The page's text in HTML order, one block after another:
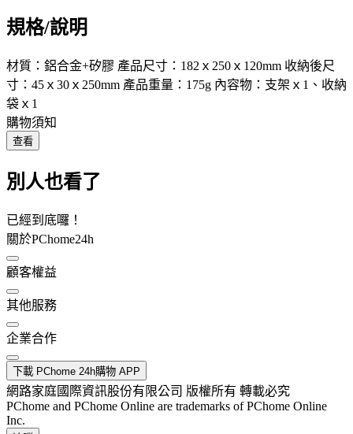
規格/說明
材質：鋁合金+矽膠 產品尺寸：182ｘ250ｘ120mm 收納後尺
寸：45ｘ30ｘ250mm 產品重量：175g 內容物：支架ｘ1、收納
袋ｘ1
購物須知
查看
別人也看了
已經到底囉！
關於PChome24h
顧客權益
其他服務
企業合作
下載 PChome 24h購物 APP
網路家庭國際資訊股份有限公司 版權所有 轉載必究
PChome and PChome Online are trademarks of PChome Online
Inc.